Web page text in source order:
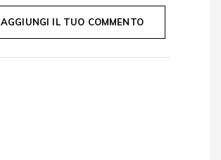
AGGIUNGI IL TUO COMMENTO